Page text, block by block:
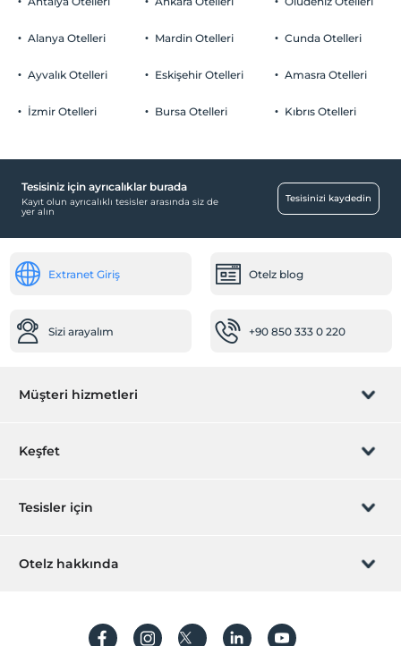
Sigara içilmeyen odalar
Diğer
Yetişkin oteli
Tesise 14:00 – 22:00 saatleri arasında giriş yapılabilir. Bu saatler
Yaş kısıtlaması
Tesisimizde 12 yaş altı çocuklar konaklayamaz
Alanya Otelleri
Ayvalık Otelleri
İzmir Otelleri
Mardin Otelleri
Eskişehir Otelleri
Bursa Otelleri
Cunda Otelleri
Amasra Otelleri
Kıbrıs Otelleri
Tesisiniz için ayrıcalıklar burada
Kayıt olun ayrıcalıklı tesisler arasında siz de
yer alın
Tesisinizi kaydedin
Extranet Giriş Otelz blog
Sizi arayalım +90 850 333 0 220
Müşteri hizmetleri
Rezervasyon yönet
Sıkça sorulan sorular
Keşfet
Hediye Kart
Hesap oluştur
Tesisler için
Hemen tesisinizi ekleyin
Otelz hakkında